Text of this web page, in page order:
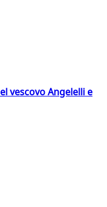
vescovo Angelelli e